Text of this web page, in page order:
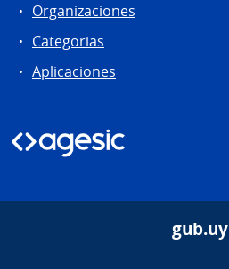
Organizaciones
Categorias
Aplicaciones
gub.uy